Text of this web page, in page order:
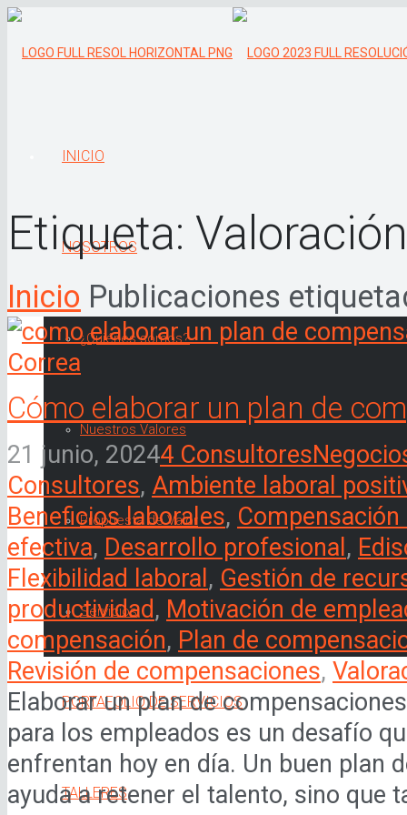
INICIO
NOSOTROS
¿Quiénes somos?
Nuestros Valores
Propuesta de Valor
Servicios
PORTAFOLIO DE SERVICIOS
TALLERES
Etiqueta:
Inicio Publicaciones
Cómo elaborar un plan de
21 junio, 20244 Consultores
Consultores, Ambiente laboral
Beneficios laborales,
efectiva, Desarrollo profesional ,
Flexibilidad laboral , Gestión de
productividad, Motivación de
compensación, Plan de
Revisión de compensaciones,
Elaborar un plan de
para los empleados es un desafío
enfrentan hoy en día. Un buen plan
ayuda a retener el talento, sino que